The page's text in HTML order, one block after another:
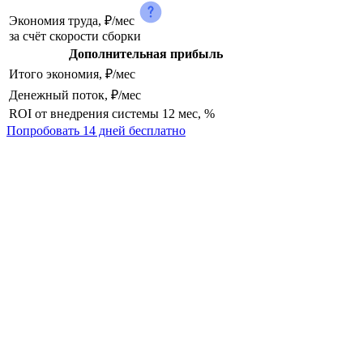
Экономия труда, ₽/мес
за счёт скорости сборки
Дополнительная прибыль
Итого экономия, ₽/мес
Денежный поток, ₽/мес
ROI от внедрения системы 12 мес, %
Попробовать 14 дней бесплатно